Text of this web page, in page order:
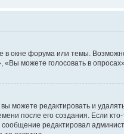
окне форума или темы.
можете голосовать в
можете редактировать и
после его создания. Если
редактировал